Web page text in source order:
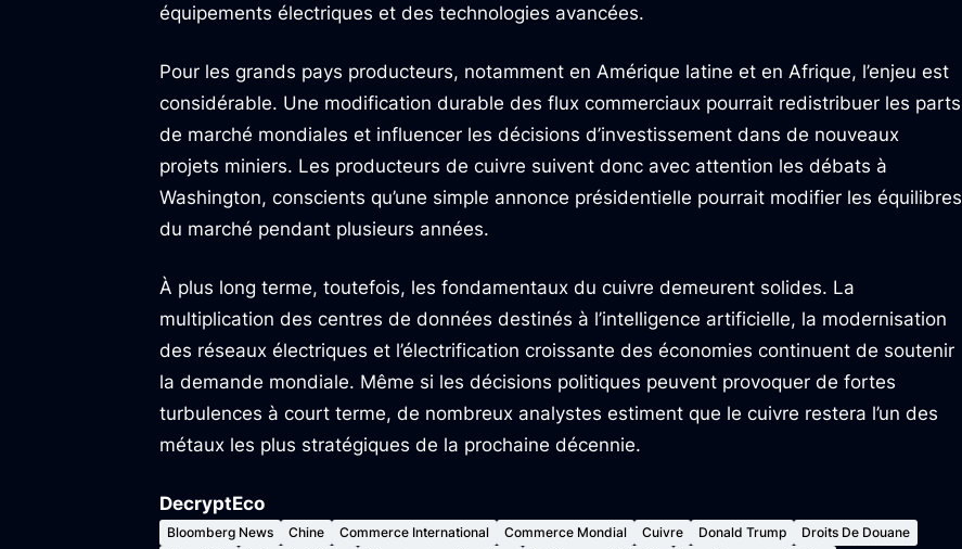
équipements électriques et des technologies avancées.
Pour les grands pays producteurs, notamment en Amérique latine et en Afrique, l’enjeu est
considérable. Une modification durable des flux commerciaux pourrait redistribuer les parts
de marché mondiales et influencer les décisions d’investissement dans de nouveaux
projets miniers. Les producteurs de cuivre suivent donc avec attention les débats à
Washington, conscients qu’une simple annonce présidentielle pourrait modifier les équilibres
du marché pendant plusieurs années.
À plus long terme, toutefois, les fondamentaux du cuivre demeurent solides. La
multiplication des centres de données destinés à l’intelligence artificielle, la modernisation
des réseaux électriques et l’électrification croissante des économies continuent de soutenir
la demande mondiale. Même si les décisions politiques peuvent provoquer de fortes
turbulences à court terme, de nombreux analystes estiment que le cuivre restera l’un des
métaux les plus stratégiques de la prochaine décennie.
DecryptEco
Bloomberg News Chine Commerce International Commerce Mondial Cuivre Donald Trump
Droits De Douane